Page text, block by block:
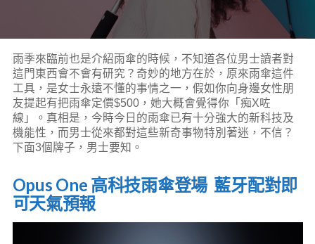
雨季來臨前也是介紹雨傘的時候，不知道各位男士讀者對
這門東西會不會有研究？奇妙的地方在於，原來雨傘這件
工具，是女士永遠不懂的事情之一，假如你向身邊女性朋
友提起有把雨傘定價$500，她大概會覺得你「痴X咗
線」。真相是，今時今日的雨傘已有十分強大的新科技及
機能性，而男士從來都對這些新奇事物特別著迷，不信？
下面3個牌子，男士要知。
Opus One 高科技雨傘登場 藍牙配對即
可天氣預報